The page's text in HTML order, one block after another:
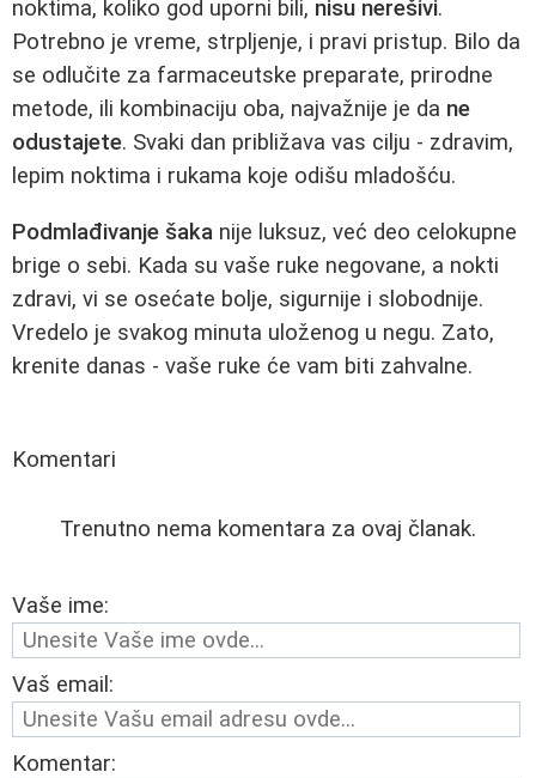
noktima, koliko god uporni bili, nisu nerešivi.
Potrebno je vreme, strpljenje, i pravi pristup. Bilo da
se odlučite za farmaceutske preparate, prirodne
metode, ili kombinaciju oba, najvažnije je da ne
odustajete. Svaki dan približava vas cilju - zdravim,
lepim noktima i rukama koje odišu mladošću.
Podmlađivanje šaka nije luksuz, već deo celokupne
brige o sebi. Kada su vaše ruke negovane, a nokti
zdravi, vi se osećate bolje, sigurnije i slobodnije.
Vredelo je svakog minuta uloženog u negu. Zato,
krenite danas - vaše ruke će vam biti zahvalne.
Komentari
Trenutno nema komentara za ovaj članak.
Vaše ime:
Vaš email:
Komentar: